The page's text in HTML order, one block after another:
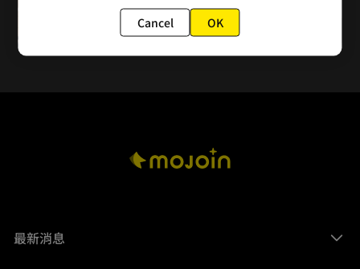
EP26.下沉的人
最新消息
Cancel OK